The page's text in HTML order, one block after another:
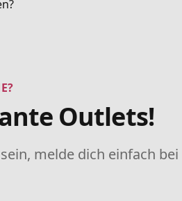
Outlets!
melde dich einfach bei